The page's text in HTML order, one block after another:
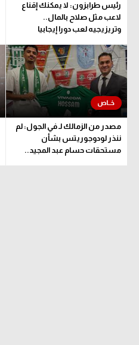
رياضة نسائية
آسيا
أمريكا
ركن الألعاب
أقسام خاصة
Gamers
رئيس طرابزون: لا يمكنك إقناع
لاعب مثل صلاح بالمال..
وتريزيجيه لعب دورا إيجابيا
مصدر من الزمالك لـ في الجول: لم
ننذر لودوجوريتس بشأن
مستحقات حسام عبد المجيد..